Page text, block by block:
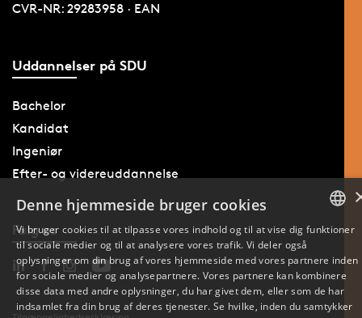
CVR-NR: 29283958 · EAN
Uddannelser på SDU
Bachelor
Kandidat
Ingeniør
Efter- og videreuddannelse
Følg os
ENGLISH
Denne hjemmeside bruger cookies
Vi bruger cookies til at tilpasse vores indhold og til at vise dig funktioner
til sociale medier og til at analysere vores trafik. Vi deler også
oplysninger om din brug af vores hjemmeside med vores partnere inden
for sociale medier og analysepartnere. Vores partnere kan kombinere
disse data med andre oplysninger, du har givet dem, eller som de har
indsamlet fra din brug af deres tjenester. Se hvilke, inden du samtykker